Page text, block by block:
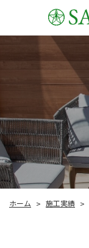
ホーム > 施工実績 >